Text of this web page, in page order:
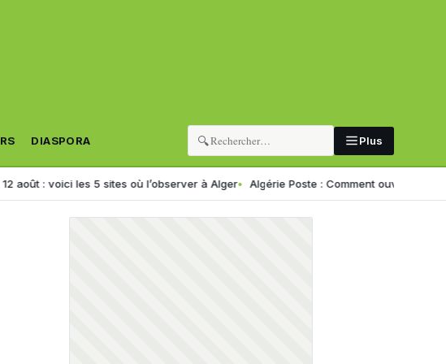
DIASPORA 🔍 Plus
les 5 sites où l’observer à Alger Algérie Poste : Comment ouvrir un compte